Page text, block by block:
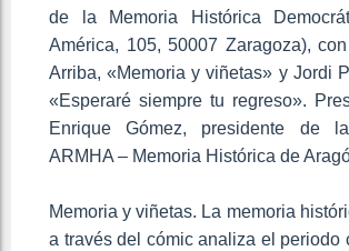
de la Memoria Histórica
América, 105, 50007 Zaragoza),
Arriba, «Memoria y viñetas» y Jordi
«Esperaré siempre tu regreso».
Enrique Gómez, presidente de
ARMHA – Memoria Histórica de
Memoria y viñetas. La memoria
a través del cómic analiza el periodo